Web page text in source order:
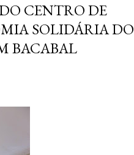
CENTRO DE
SOLIDÁRIA DO
BACABAL